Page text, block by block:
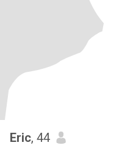
Eric, 44